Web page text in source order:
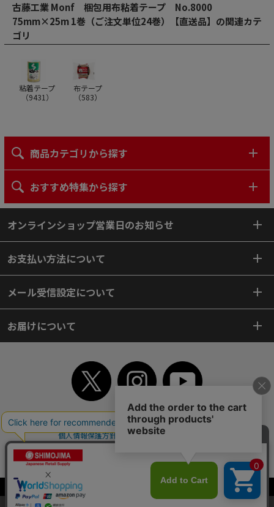
当サイトはクッキー（Cookie）を使用しています。Cookieの使用に同意いた
古藤工業 Monf 梱包用布粘着テープ No.8000
75mm×25m 1巻（ご注文単位24巻）【直送品】の関連カテ
ゴリ
粘着テープ
（9431 ）
布テープ
（583）
商品カテゴリから探す
おすすめ特集から探す
オンラインショップ営業日のお知らせ
お支払い方法について
メール受信設定について
お届けについて
TOP 初めてご利用のお客様へ ご利用案内
ご利用規約
個人情報保護方針
特定商取引法
よくあるご質問
サイトマップ
WEBカタログ 英語版TOP
Copyright© 2018 SHIMOJIMA Co.,Ltd. All Rights Reserved.